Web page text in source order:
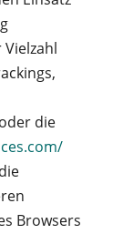
die
Browsers